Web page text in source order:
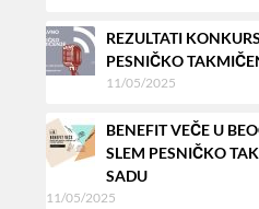
REZULTATI
PESNIČKO
11/05/2025
BENEFIT VEČE U
SLEM PESNIČKO
SADU
11/05/2025